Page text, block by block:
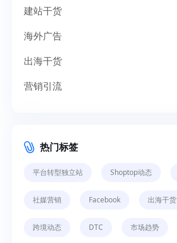
建站干货
海外广告
出海干货
营销引流
热门标签
平台转型独立站 Shoptop动态
社媒营销 Facebook 出海干货
跨境动态 DTC 市场趋势